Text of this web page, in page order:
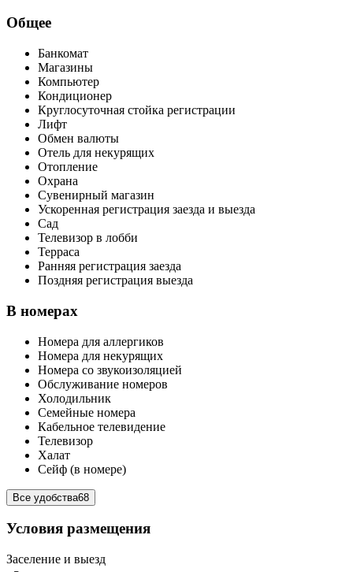
Общее
Банкомат
Магазины
Компьютер
Кондиционер
Круглосуточная стойка регистрации
Лифт
Обмен валюты
Отель для некурящих
Отопление
Охрана
Сувенирный магазин
Ускоренная регистрация заезда и выезда
Сад
Телевизор в лобби
Терраса
Ранняя регистрация заезда
Поздняя регистрация выезда
В номерах
Номера для аллергиков
Номера для некурящих
Номера со звукоизоляцией
Обслуживание номеров
Холодильник
Семейные номера
Кабельное телевидение
Телевизор
Халат
Сейф (в номере)
Все удобства68
Условия размещения
Заселение и выезд